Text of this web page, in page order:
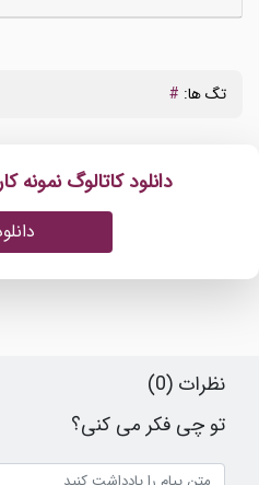
تگ ها: #
دانلود کاتالوگ
نظرات (0)
تو چی فکر می کنی؟